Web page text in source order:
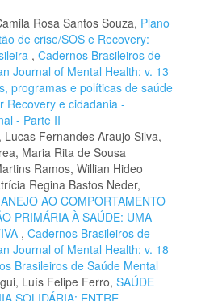
Rosa Santos Souza, Plano
de crise/SOS e Recovery:
, Cadernos Brasileiros de
Journal of Mental Health: v. 13
programas e políticas de saúde
Recovery e cidadania -
- Parte II
Fernandes Araujo Silva,
Maria Rita de Sousa
Ramos, Willian Hideo
Regina Bastos Neder,
AO COMPORTAMENTO
PRIMÁRIA À SAÚDE: UMA
, Cadernos Brasileiros de
Journal of Mental Health: v. 18
Brasileiros de Saúde Mental
Luís Felipe Ferro, SAÚDE
SOLIDÁRIA: ENTRE